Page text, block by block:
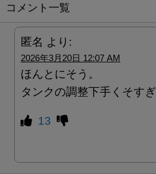
コメント一覧
匿名 より:
2026年3月20日 12:07 AM
ほんとにそう。
タンクの調整下手くそすぎ
13